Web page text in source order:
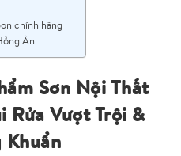
chính hãng
Ân:
Sơn Nội Thất
Rửa Vượt Trội &
Khuẩn